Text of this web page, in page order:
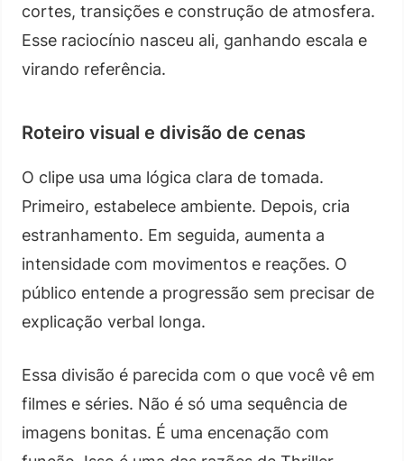
cortes, transições e construção de atmosfera.
Esse raciocínio nasceu ali, ganhando escala e
virando referência.
Roteiro visual e divisão de cenas
O clipe usa uma lógica clara de tomada.
Primeiro, estabelece ambiente. Depois, cria
estranhamento. Em seguida, aumenta a
intensidade com movimentos e reações. O
público entende a progressão sem precisar de
explicação verbal longa.
Essa divisão é parecida com o que você vê em
filmes e séries. Não é só uma sequência de
imagens bonitas. É uma encenação com